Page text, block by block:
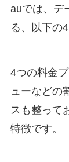
auでは、デ
る、以下の
4つの料金
ューなどの
スも整って
特徴です。